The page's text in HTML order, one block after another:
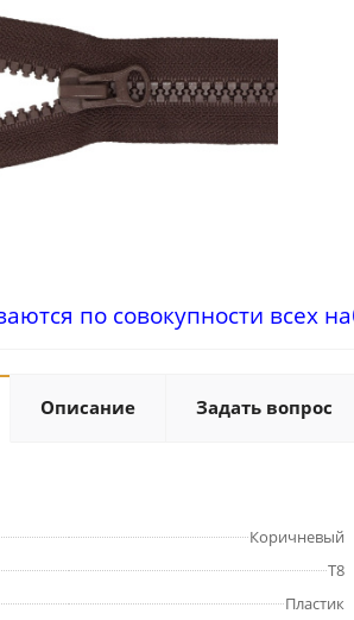
по совокупности всех
Описание Задать вопрос
Коричневый
Т8
Пластик